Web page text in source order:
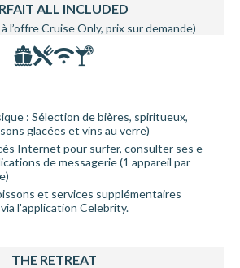
ALL INCLUDED
l’offre Cruise Only, prix sur demande)
: Sélection de bières, spiritueux,
glacées et vins au verre)
Internet pour surfer, consulter ses e-
de messagerie (1 appareil par
et services supplémentaires
l'application Celebrity.
THE RETREAT